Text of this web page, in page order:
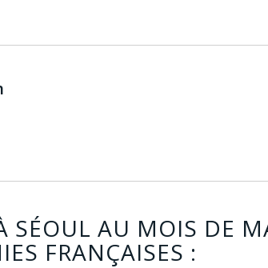
SÉOUL AU MOIS DE
FRANÇAISES :